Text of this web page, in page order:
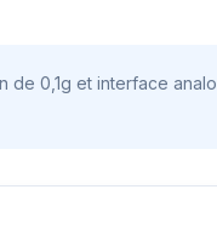
de 0,1g et interface